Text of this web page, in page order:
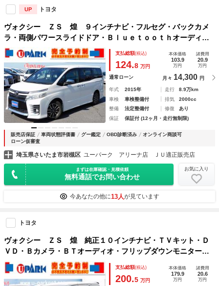
UP トヨタ
ヴォクシー ＺＳ 煌 ９インチナビ・フルセグ・バックカメ
ラ・両側パワースライドドア・Ｂｌｕｅｔｏｏｔｈオーディ
オ・ＣＤ／ＤＶＤ・フリップダウンモニター・ＴＶキャンセラ
ー・ＬＥＤライト・フォグ・ＥＴＣ・ドアバイザー
支払総額(税込)
124.8 万円
本体価格
103.9
万円
諸費用
20.9
万円
通常ローン 月々 14,300 円
年式 2015年 走行
8.9万km
車検
車検整備付 排気
2000cc
整備
法定整備付 修復
あり
保証
保証付 (12ヶ月・走行無制限)
販売店保証 車両状態評価書 グー鑑定 OBD診断済み
オンライン商談可
ローン仮審査
埼玉県さいたま市岩槻区 ユーパーク アリーナ店 ＪＵ適正販売店
まずは在庫確認・見積依頼
無料通話でお問い合わせ
お気に入り
今あなたの他に13人が見ています
トヨタ
ヴォクシー ＺＳ 煌 純正１０インチナビ・ＴＶキット・Ｄ
ＶＤ・Ｂカメラ・ＢＴオーディオ・フリップダウンモニター・
両側自動ドア・ＬＥＤライト・ＬＥＤフォグ・スマキー・オー
トライト・Ｃセンサー・本革ステア・フロアマット・ＥＴＣ
支払総額(税込)
200.5 万円
本体価格
179.9
万円
諸費用
20.6
万円